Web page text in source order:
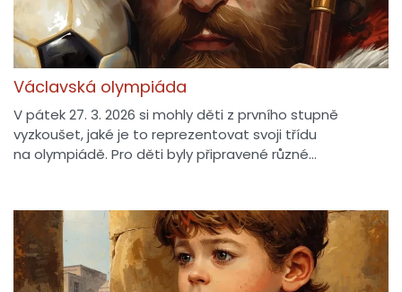
Václavská olympiáda
V pátek 27. 3. 2026 si mohly děti z prvního stupně
vyzkoušet, jaké je to reprezentovat svoji třídu
na olympiádě. Pro děti byly připravené různé…